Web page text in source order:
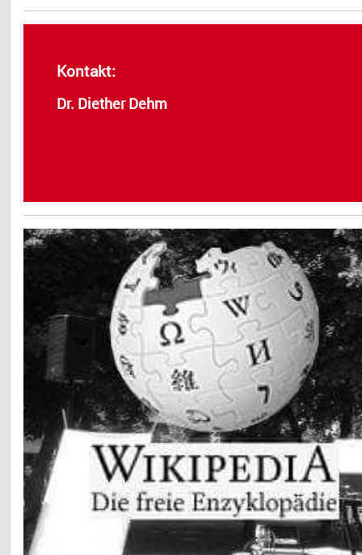
Kontakt:
Dr. Diether Dehm